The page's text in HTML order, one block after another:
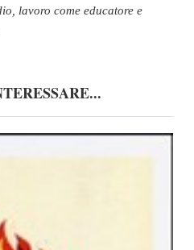
lavoro come educatore e